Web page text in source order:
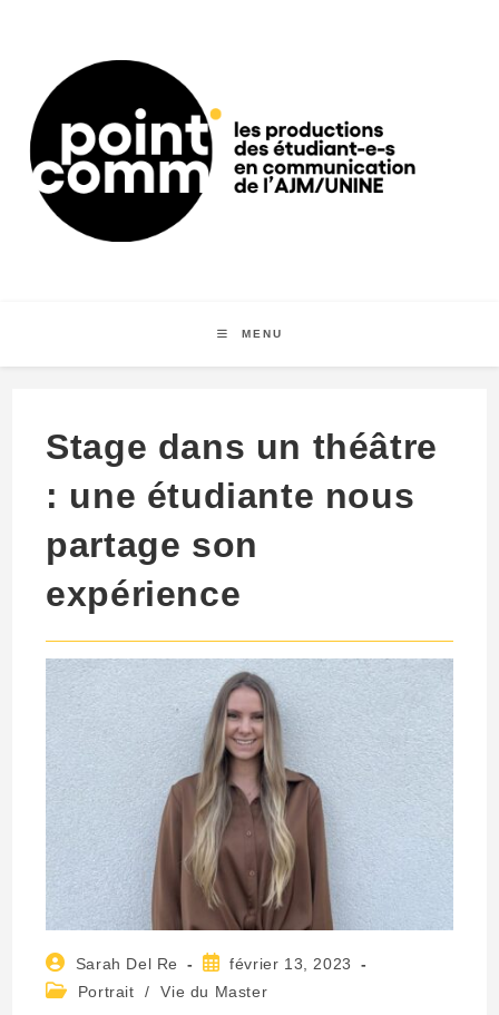
content
MENU
Stage dans un théâtre
: une étudiante nous
partage son
expérience
Auteur/autrice
de
la
Sarah Del Re
Publication
publiée :
février 13, 2023
Post Portrait / Vie du Master